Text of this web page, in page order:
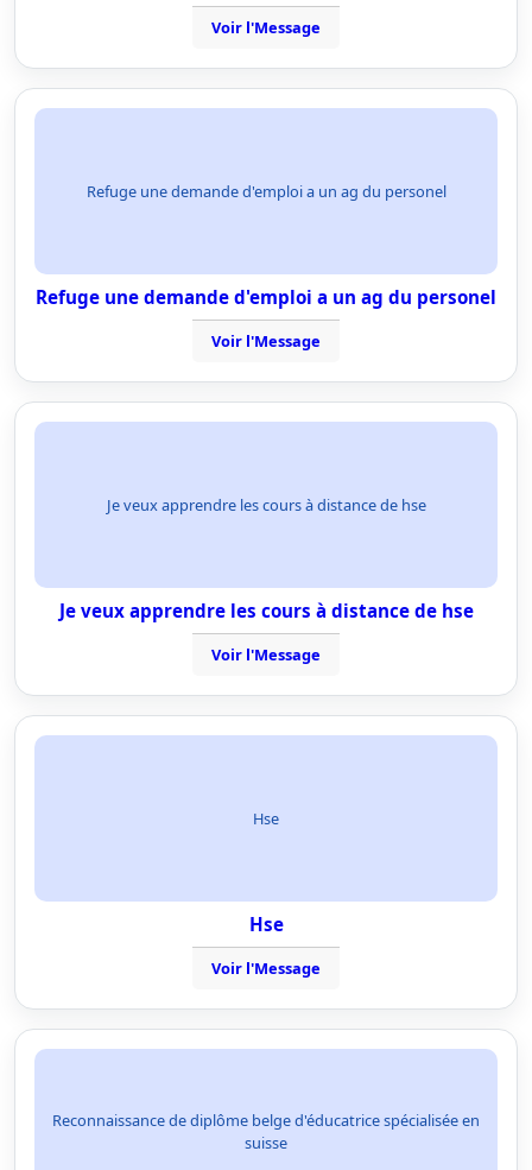
Voir l'Message
Refuge une demande d'emploi a un ag du personel
Refuge une demande d'emploi a un ag du personel
Voir l'Message
Je veux apprendre les cours à distance de hse
Je veux apprendre les cours à distance de hse
Voir l'Message
Hse
Hse
Voir l'Message
Reconnaissance de diplôme belge d'éducatrice spécialisée en
suisse